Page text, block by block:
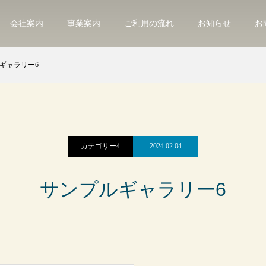
会社案内 事業案内 ご利用の流れ お知らせ お
ャラリー6
カテゴリー4 2024.02.04
サンプルギャラリー6